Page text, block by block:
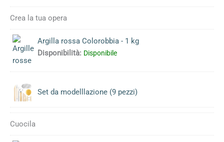
Crea la tua opera
Argilla rossa Colorobbia - 1 kg
Disponibilità: Disponibile
Set da modelllazione (9 pezzi)
Cuocila